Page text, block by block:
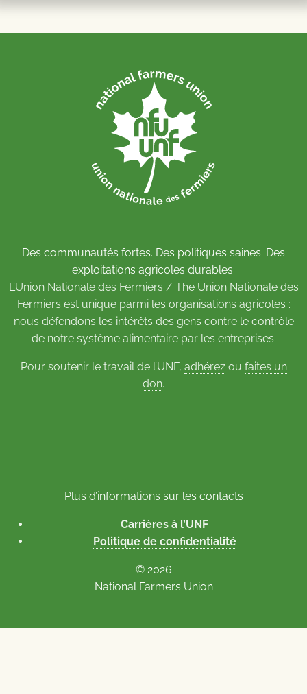
Des communautés fortes. Des politiques saines. Des
exploitations agricoles durables.
L’Union Nationale des Fermiers / The Union Nationale des
Fermiers est unique parmi les organisations agricoles :
nous défendons les intérêts des gens contre le contrôle
de notre système alimentaire par les entreprises.
Pour soutenir le travail de l’UNF, adhérezou faites un
don.
Plus d’informations sur les contacts
Carrières à l’UNF
Politique de confidentialité
© 2026
National Farmers Union